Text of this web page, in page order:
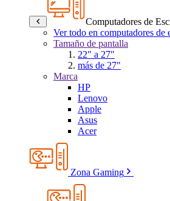
Computadores de
Ver todo en computadores
Tamaño de pantalla
22" a 27"
más de 27"
Marca
HP
Lenovo
Apple
Asus
Acer
Zona Gaming